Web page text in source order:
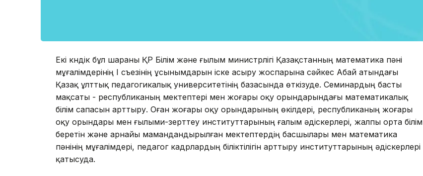
Екі күндік бұл шараны ҚР Білім және ғылым министрлігі Қазақстанның математика пәні
мұғалімдерінің І съезінің ұсынымдарын іске асыру жоспарына сәйкес Абай атындағы
Қазақ ұлттық педагогикалық университетінің базасында өткізуде. Семинардың басты
мақсаты - республиканың мектептері мен жоғары оқу орындарындағы математикалық
білім сапасын арттыру. Оған жоғары оқу орындарының өкілдері, республиканың жоғары
оқу орындары мен ғылыми-зерттеу институттарының ғалым әдіскерлері, жалпы орта білім
беретін және арнайы мамандандырылған мектептердің басшылары мен математика
пәнінің мұғалімдері, педагог кадрлардың біліктілігін арттыру институттарының әдіскерлері
қатысуда.